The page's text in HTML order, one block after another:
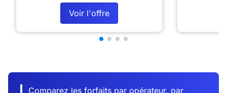
Voir l'offre
Comparez les forfaits par opérateur, par